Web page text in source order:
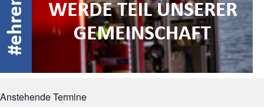
Anstehende Termine